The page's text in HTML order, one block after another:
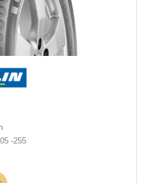
-255